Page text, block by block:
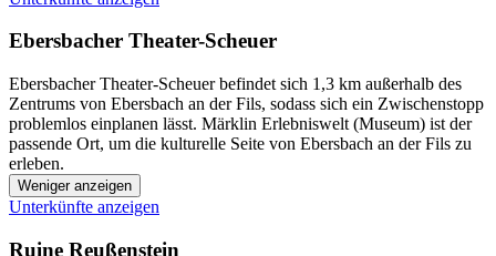
Ebersbacher Theater-Scheuer
Ebersbacher Theater-Scheuer befindet sich 1,3 km außerhalb des
Zentrums von Ebersbach an der Fils, sodass sich ein Zwischenstopp
problemlos einplanen lässt. Märklin Erlebniswelt (Museum) ist der
passende Ort, um die kulturelle Seite von Ebersbach an der Fils zu
erleben.
Weniger anzeigen
Unterkünfte anzeigen
Ruine Reußenstein